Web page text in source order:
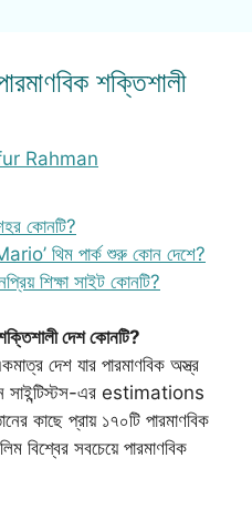
শক্তিশালী
Rahman
কোনটি?
থিম পার্ক শুরু কোন দেশে?
শিক্ষা সাইট কোনটি?
দেশ কোনটি?
দেশ যার পারমাণবিক অস্ত্র
সাইন্টিস্টস-এর estimations
কাছে প্রায় ১৭০টি পারমাণবিক
বিশ্বের সবচেয়ে পারমাণবিক